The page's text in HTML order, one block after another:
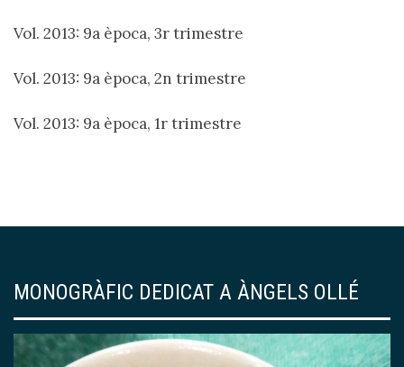
Vol. 2013: 9a època, 3r trimestre
Vol. 2013: 9a època, 2n trimestre
Vol. 2013: 9a època, 1r trimestre
MONOGRÀFIC DEDICAT A ÀNGELS OLLÉ